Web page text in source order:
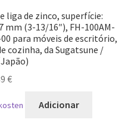
liga de zinco, superfície:
mm (3-13/16″), FH-100AM-
para móveis de escritório,
cozinha, da Sugatsune /
€
Adicionar